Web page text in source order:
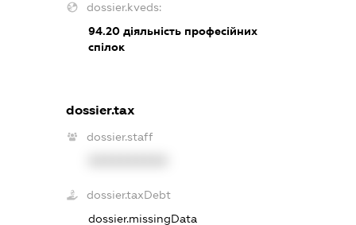
dossier.kveds:
94.20 діяльність професійних
спілок
dossier.tax
dossier.staff
dossier.taxDebt
dossier.missingData